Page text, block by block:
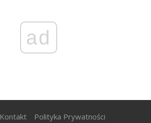
ad
Kontakt Polityka Prywatności